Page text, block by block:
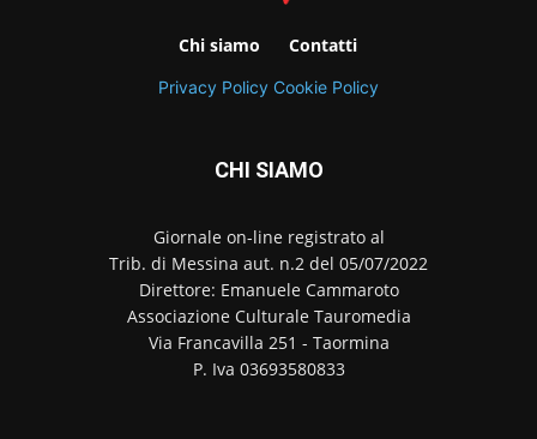
Chi siamo Contatti
Privacy Policy Cookie Policy
CHI SIAMO
Giornale on-line registrato al
Trib. di Messina aut. n.2 del 05/07/2022
Direttore: Emanuele Cammaroto
Associazione Culturale Tauromedia
Via Francavilla 251 - Taormina
P. Iva 03693580833